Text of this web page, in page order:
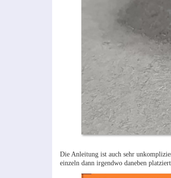
Die Anleitung ist auch sehr
einzeln dann irgendwo daneben